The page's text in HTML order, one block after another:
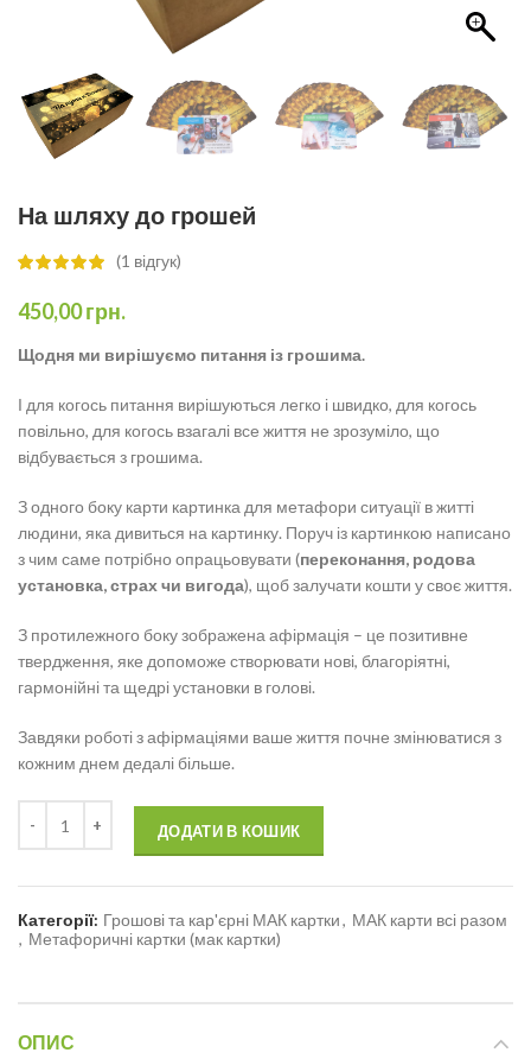
На шляху до грошей
(1 відгук)
450,00грн.
Щодня ми вирішуємо питання із грошима.
І для когось питання вирішуються легко і швидко, для когось
повільно, для когось взагалі все життя не зрозуміло, що
відбувається з грошима.
З одного боку карти картинка для метафори ситуації в житті
людини, яка дивиться на картинку. Поруч із картинкою написано
з чим саме потрібно опрацьовувати (переконання, родова
установка, страх чи вигода), щоб залучати кошти у своє життя.
З протилежного боку зображена афірмація – це позитивне
твердження, яке допоможе створювати нові, благоріятні,
гармонійні та щедрі установки в голові.
Завдяки роботі з афірмаціями ваше життя почне змінюватися з
кожним днем ​​дедалі більше.
ДОДАТИ В КОШИК
Категорії: Грошові та кар'єрні МАК картки, МАК карти всі разом
, Метафоричні картки (мак картки)
ОПИС